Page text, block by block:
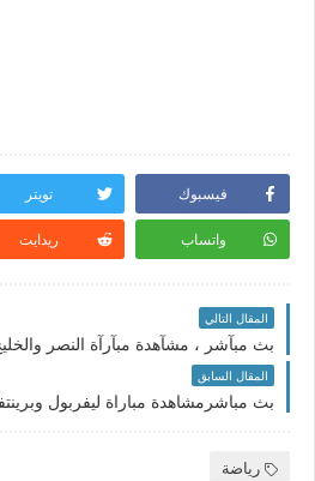
فيسبوك تويتر
واتساب ريدايت
المقال التالي
المقال السابق
رياضة